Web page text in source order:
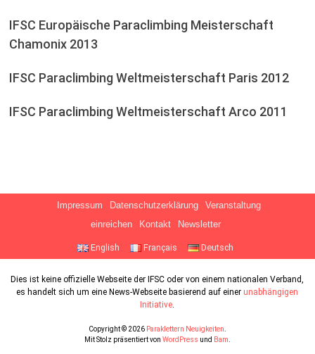
IFSC Europäische Paraclimbing Meisterschaft
Chamonix 2013
IFSC Paraclimbing Weltmeisterschaft Paris 2012
IFSC Paraclimbing Weltmeisterschaft Arco 2011
Impressum Datenschutzerklärung
Veranstaltung
einreichen
Kontakt Newsletter
English Français Deutsch
Dies ist keine offizielle Webseite der IFSC oder von einem nationalen Verband,
es handelt sich um eine News-Webseite basierend auf einer unabhängigen
Initiative.
Copyright © 2026 Paraklettern Neuigkeiten
Mit Stolz präsentiert von WordPress und Bam